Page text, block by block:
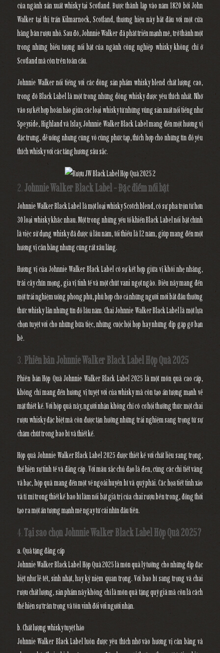
của ngành sản xuất whisky tại Scotland. Được thành lập vào năm 1820 bởi John
Walker tại thị trấn Kilmarnock, Scotland, thương hiệu này bắt đầu với một cửa
hàng bán rượu nhỏ. Sau đó, Johnnie Walker đã phát triển mạnh mẽ, trở thành một
trong những biểu tượng nổi bật của ngành công nghiệp whisky không chỉ ở
Scotland mà còn trên toàn cầu.
Johnnie Walker nổi tiếng với các dòng sản phẩm whisky blend chất lượng cao,
trong đó Black Label là một trong những dòng whisky được yêu thích nhất. Nhờ
vào sự kết hợp hoàn hảo giữa các loại whisky từ những vùng sản xuất nổi tiếng như
Speyside, Highland và Islay, Johnnie Walker Black Label mang đến một hương vị
đặc trưng, dễ uống nhưng cũng vô cùng phức tạp, thích hợp cho những tín đồ yêu
thích whisky với các tầng hương sâu sắc.
2.Johnnie Walker Black Label - Đặc điểm nổi bật
Johnnie Walker Black Label là một loại whisky Scotch blend, có sự pha trộn từ hơn
30 loại whisky khác nhau. Một trong những yếu tố khiến Black Label nổi bật chính
là việc sử dụng whisky đã được ủ lâu năm, tối thiểu là 12 năm, giúp mang đến một
hương vị cân bằng nhưng cũng rất sâu lắng.
Hương vị của Johnnie Walker Black Label có sự kết hợp giữa vị khói nhẹ nhàng,
trái cây chín mọng, gia vị tinh tế và một chút vani ngọt ngào. Điều này mang đến
một trải nghiệm uống phong phú, phù hợp cho cả những người mới bắt đầu thưởng
thức whisky lẫn những tín đồ lâu năm. Chai Johnnie Walker Black Label là một lựa
chọn tuyệt vời cho những bữa tiệc, những cuộc hội họp hay những dịp gặp gỡ bạn
bè.
3.Phiên bản Johnnie Walker Black Label Hộp Quà 2025
Phiên bản Hộp Quà Johnnie Walker Black Label 2025 là một món quà cao cấp,
không chỉ mang đến hương vị tuyệt vời của whisky mà còn tạo ấn tượng mạnh về
mặt thiết kế. Với hộp quà này, người nhận không chỉ có cơ hội thưởng thức một chai
rượu whisky đặc biệt mà còn được tận hưởng những trải nghiệm sang trọng từ sự
chăm chút trong bao bì và thiết kế.
Hộp quà Johnnie Walker Black Label 2025 được thiết kế với chất liệu sang trọng,
thể hiện sự tinh tế và đẳng cấp. Với màu sắc chủ đạo là đen, cùng các chi tiết vàng
và bạc, hộp quà mang đến một vẻ ngoài huyền bí và quý phái. Các họa tiết tinh xảo
và tỉ mỉ trong thiết kế bao bì làm nổi bật giá trị của chai rượu bên trong, đồng thời
tạo ra một ấn tượng mạnh mẽ ngay từ cái nhìn đầu tiên.
4.Tại sao chọn Johnnie Walker Black Label Hộp Quà 2025?
a. Quà tặng đẳng cấp
Johnnie Walker Black Label Hộp Quà 2025 là món quà lý tưởng cho những dịp đặc
biệt như lễ tết, sinh nhật, hay kỷ niệm quan trọng. Với bao bì sang trọng và chai
rượu chất lượng, sản phẩm này không chỉ là món quà tặng quý giá mà còn là cách
thể hiện sự trân trọng và tôn vinh đối với người nhận.
b. Chất lượng whisky tuyệt hảo
Johnnie Walker Black Label luôn được yêu thích nhờ vào hương vị cân bằng và